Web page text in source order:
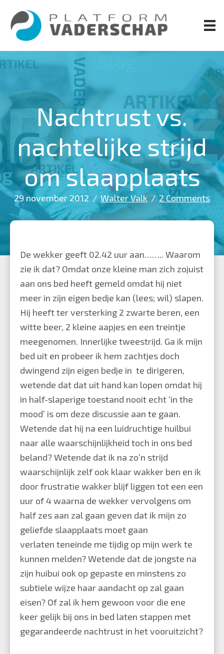
naar
hoofd
inhoud
Nachtrust vs.
nachtelijke strijd
om slaapplaats
29 november 2012 / Walter Valk /2 Comments
De wekker geeft 02.42 uur aan…….. Waarom
zie ik dat? Omdat onze kleine man zich zojuist
aan ons bed heeft gemeld omdat hij niet
meer in zijn eigen bedje kan (lees; wil) slapen.
Hij heeft ter versterking 2 zwarte beren, een
witte beer, 2 kleine aapjes en een treintje
meegenomen. Innerlijke tweestrijd. Ga ik mijn
bed uit en probeer ik hem zachtjes doch
dwingend zijn eigen bedje in te dirigeren,
wetende dat dat uit hand kan lopen omdat hij
in half-slaperige toestand nooit echt ‘in the
mood’ is om deze discussie aan te gaan.
Wetende dat hij na een luidruchtige huilbui
naar alle waarschijnlijkheid toch in ons bed
beland? Wetende dat ik na zo’n strijd
waarschijnlijk zelf ook klaar wakker ben en ik
door frustratie wakker blijf liggen tot een een
uur of 4 waarna de wekker vervolgens om
half zes aan zal gaan geven dat ik mijn zo
geliefde slaapplaats moet gaan
verlaten teneinde me tijdig op mijn werk te
kunnen melden? Wetende dat de jongste na
zijn huibui ook op gepaste en minstens zo
subtiele wijze haar aandacht op zal gaan
eisen? Of zal ik hem gewoon voor die ene
keer gelijk bij ons in bed laten stappen met
gegarandeerde nachtrust in het vooruitzicht?